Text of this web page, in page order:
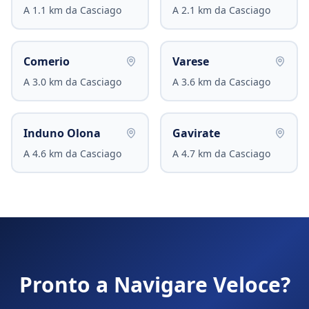
A 1.1 km da Casciago A 2.1 km da Casciago
Comerio
A 3.0 km da Casciago
Varese
A 3.6 km da Casciago
Induno Olona
A 4.6 km da Casciago
Gavirate
A 4.7 km da Casciago
Pronto a Navigare Veloce?